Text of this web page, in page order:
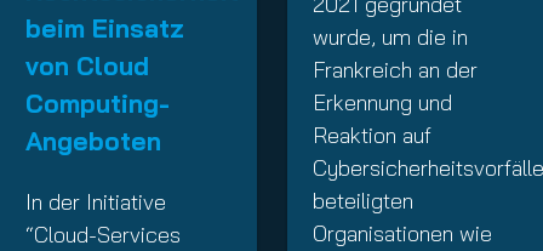
beim Einsatz
von Cloud
Computing-
Angeboten
In der Initiative
“Cloud-Services
wurde, um die in
Frankreich an der
Erkennung und
Reaktion auf
Cybersicherheitsvorfälle
beteiligten
Organisationen wie